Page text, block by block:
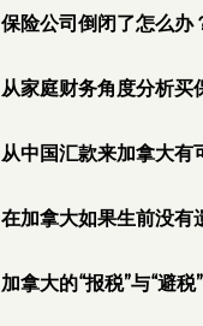
保险公司倒闭了怎么办
从家庭财务角度分析买
从中国汇款来加拿大有
在加拿大如果生前没有
加拿大的“报税”与“避